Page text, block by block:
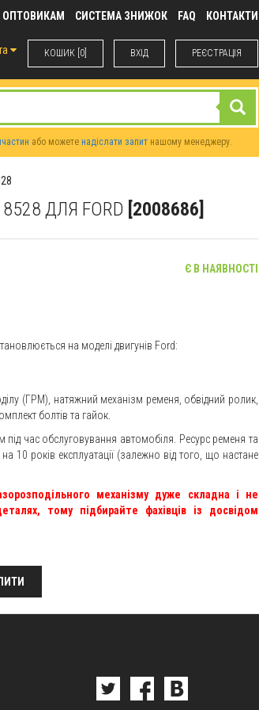
ОПТОВИКАМ СИСТЕМА ЗНИЖОК FAQ КОНТАКТИ
КОШИК [0] ВХIД РЕЄСТРАЦІЯ
або можете надіслати запит нашому менеджеру.
ДЛЯ FORD [2008686]
Є В НАЯВНОСТІ
на моделі двигунів Ford:
(ГРМ), натяжний механізм ременя, обвідний ролик,
болтів та гайок.
час обслуговування автомобіля. Ресурс ременя та
10 років експлуатації (залежно від того, що настане
механізму дуже складна і не
тому підбирайте фахівців із досвідом